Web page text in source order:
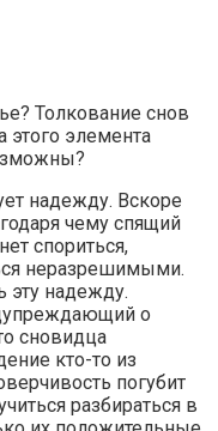
Толкование снов
этого элемента
надежду. Вскоре
чему спящий
спориться,
неразрешимыми.
эту надежду.
о
сновидца
кто-то из
погубит
разбираться в